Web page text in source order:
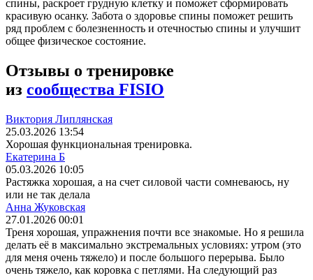
спины, раскроет грудную клетку и поможет сформировать
красивую осанку. Забота о здоровье спины поможет решить
ряд проблем с болезненность и отечностью спины и улучшит
общее физическое состояние.
Отзывы о тренировке
из сообщества FISIO
Виктория Липлянская
25.03.2026 13:54
Хорошая функциональная тренировка.
Екатерина Б
05.03.2026 10:05
Растяжка хорошая, а на счет силовой части сомневаюсь, ну
или не так делала
Анна Жуковская
27.01.2026 00:01
Треня хорошая, упражнения почти все знакомые. Но я решила
делать её в максимально экстремальных условиях: утром (это
для меня очень тяжело) и после большого перерыва. Было
очень тяжело, как коровка с петлями. На следующий раз